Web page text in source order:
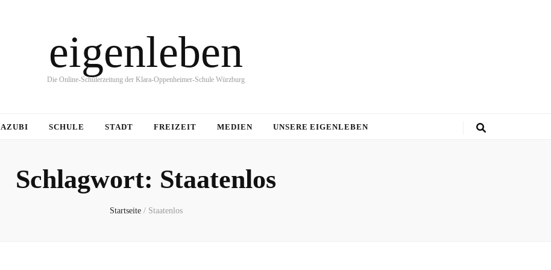
eigenleben
Die Online-Schülerzeitung der Klara-Oppenheimer-Schule Würzburg
AZUBI SCHULE STADT FREIZEIT MEDIEN UNSERE EIGENLEBEN
Schlagwort: Staatenlos
Startseite / Staatenlos